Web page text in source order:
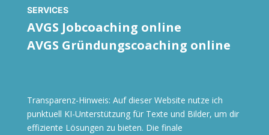
SERVICES
AVGS Jobcoaching online
AVGS Gründungscoaching online
Transparenz-Hinweis: Auf dieser Website nutze ich
punktuell KI-Unterstützung für Texte und Bilder, um dir
effiziente Lösungen zu bieten. Die finale